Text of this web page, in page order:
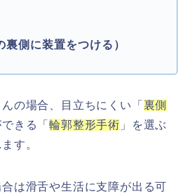
裏側に装置をつける）
の場合、目立ちにくい「 裏側
できる「輪郭整形手術 」を選ぶ
す。
は滑舌や生活に支障が出る可